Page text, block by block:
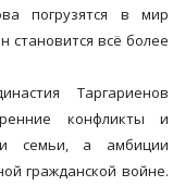
погрузятся в мир
становится всё более
Таргариенов
конфликты и
семьи, а амбиции
гражданской войне.